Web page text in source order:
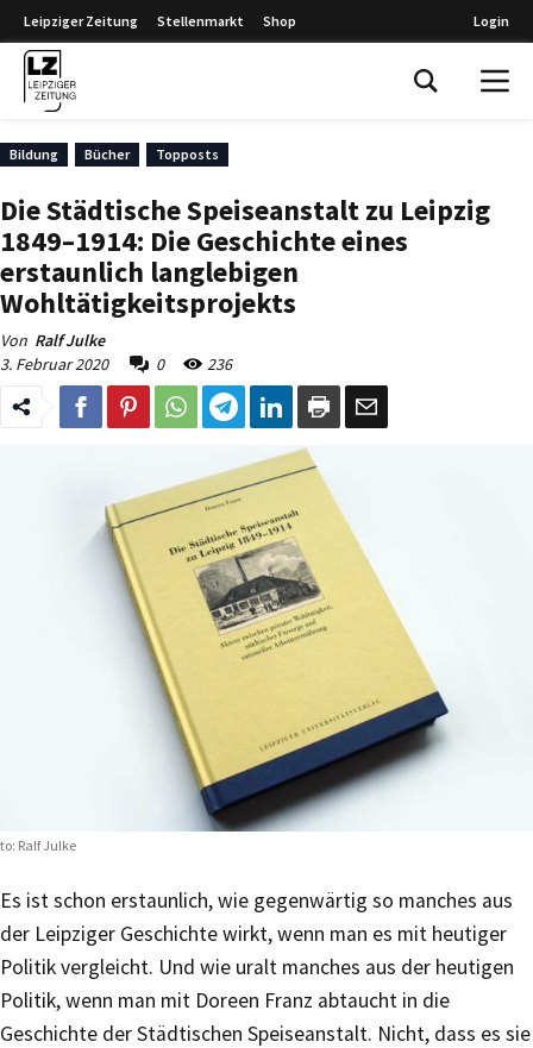
Leipziger Zeitung Stellenmarkt Shop Login
Bildung Bücher Topposts
Die Städtische Speiseanstalt zu Leipzig
1849–1914: Die Geschichte eines
erstaunlich langlebigen
Wohltätigkeitsprojekts
Von Ralf Julke
3. Februar 2020
0 236
Ralf Julke
Es ist schon erstaunlich, wie gegenwärtig so manches aus
der Leipziger Geschichte wirkt, wenn man es mit heutiger
Politik vergleicht. Und wie uralt manches aus der heutigen
Politik, wenn man mit Doreen Franz abtaucht in die
Geschichte der Städtischen Speiseanstalt. Nicht, dass es sie